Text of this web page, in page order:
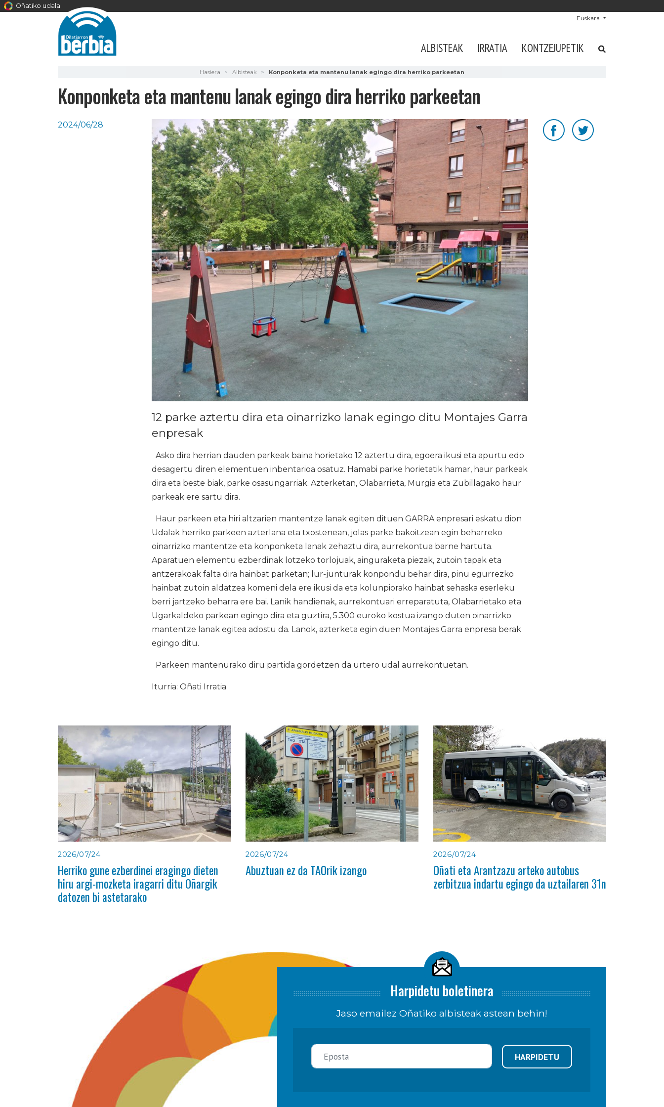
Oñatiko udala
Euskara
ALBISTEAK IRRATIA KONTZEJUPETIK
Hasiera Albisteak Konponketa eta mantenu lanak egingo dira herriko parkeetan
Konponketa eta mantenu lanak egingo dira herriko parkeetan
2024/06/28
12 parke aztertu dira eta oinarrizko lanak egingo ditu Montajes Garra
enpresak
Asko dira herrian dauden parkeak baina horietako 12 aztertu dira, egoera ikusi eta apurtu edo
desagertu diren elementuen inbentarioa osatuz. Hamabi parke horietatik hamar, haur parkeak
dira eta beste biak, parke osasungarriak. Azterketan, Olabarrieta, Murgia eta Zubillagako haur
parkeak ere sartu dira.
Haur parkeen eta hiri altzarien mantentze lanak egiten dituen GARRA enpresari eskatu dion
Udalak herriko parkeen azterlana eta txostenean, jolas parke bakoitzean egin beharreko
oinarrizko mantentze eta konponketa lanak zehaztu dira, aurrekontua barne hartuta.
Aparatuen elementu ezberdinak lotzeko torlojuak, ainguraketa piezak, zutoin tapak eta
antzerakoak falta dira hainbat parketan; lur-junturak konpondu behar dira, pinu egurrezko
hainbat zutoin aldatzea komeni dela ere ikusi da eta kolunpiorako hainbat sehaska eserleku
berri jartzeko beharra ere bai. Lanik handienak, aurrekontuari erreparatuta, Olabarrietako eta
Ugarkaldeko parkean egingo dira eta guztira, 5.300 euroko kostua izango duten oinarrizko
mantentze lanak egitea adostu da. Lanok, azterketa egin duen Montajes Garra enpresa berak
egingo ditu.
Parkeen mantenurako diru partida gordetzen da urtero udal aurrekontuetan.
Iturria: Oñati Irratia
2026/07/24
Herriko gune ezberdinei eragingo dieten
hiru argi-mozketa iragarri ditu Oñargik
datozen bi astetarako
2026/07/24
Abuztuan ez da TAOrik izango
2026/07/24
Oñati eta Arantzazu arteko autobus
zerbitzua indartu egingo da uztailaren 31n
Harpidetu boletinera
Jaso emailez Oñatiko albisteak astean behin!
HARPIDETU